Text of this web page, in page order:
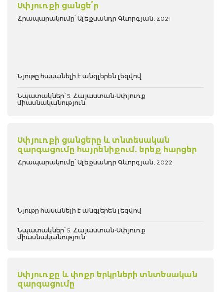
Սփյուռքի ցանցե՞ր
Հրապարակումը՝ Ալեքսանդր Գևորգյան, 2021
Նյութը հասանելի է անգլերեն լեզվով
Նպատակներ՝ 5. Հայաստան-Սփյուռք
միասնականություն
Սփյուռքի ցանցերը և տնտեսական
զարգացումը հայրենիքում. երեք հարցեր
Հրապարակումը՝ Ալեքսանդր Գևորգյան, 2022
Նյութը հասանելի է անգլերեն լեզվով
Նպատակներ՝ 5. Հայաստան-Սփյուռք
միասնականություն
Սփյուռքը և փոքր երկրների տնտեսական
զարգացումը